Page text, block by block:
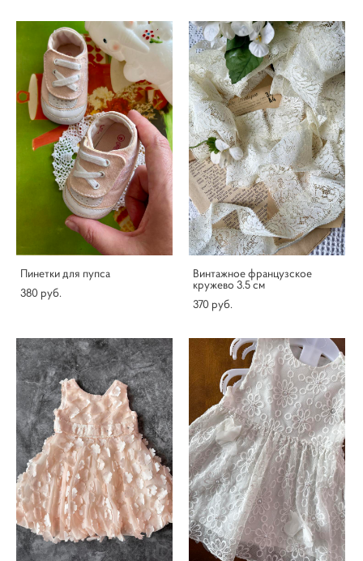
Пинетки для пупса
380 pуб.
Винтажное французское
кружево 3.5 см
370 pуб.